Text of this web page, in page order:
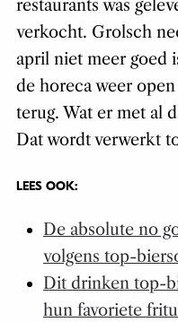
restaurants was
verkocht. Grolsch
april niet meer goed
de horeca weer
terug. Wat er met al
Dat wordt verwerkt
LEES OOK:
De absolute no
volgens top-
Dit drinken top-
hun favoriete